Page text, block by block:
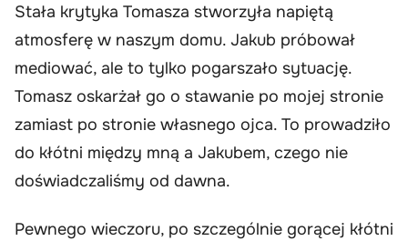
Stała krytyka Tomasza stworzyła napiętą
atmosferę w naszym domu. Jakub próbował
mediować, ale to tylko pogarszało sytuację.
Tomasz oskarżał go o stawanie po mojej stronie
zamiast po stronie własnego ojca. To prowadziło
do kłótni między mną a Jakubem, czego nie
doświadczaliśmy od dawna.
Pewnego wieczoru, po szczególnie gorącej kłótni